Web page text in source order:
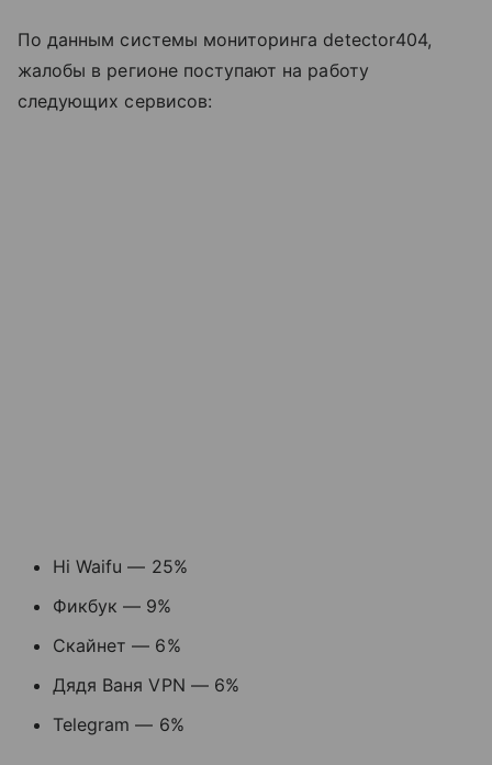
По данным системы мониторинга detector404,
жалобы в регионе поступают на работу
следующих сервисов:
Hi Waifu — 25%
Фикбук — 9%
Скайнет — 6%
Дядя Ваня VPN — 6%
Telegram — 6%